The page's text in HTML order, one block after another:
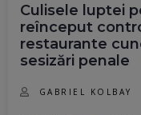
Culisele luptei
reînceput
restaurante
sesizări penale
GABRIEL KOLBAY